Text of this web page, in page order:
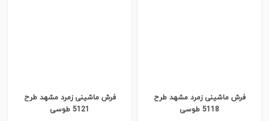
فرش ماشینی زمرد مشهد طرح
5118 طوسی
فرش ماشینی زمرد مشهد طرح
5121 طوسی